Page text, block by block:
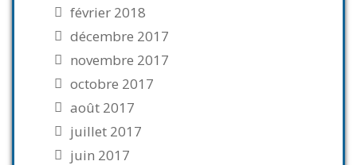
février 2018
décembre 2017
novembre 2017
octobre 2017
août 2017
juillet 2017
juin 2017